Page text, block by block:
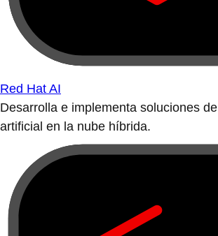
Red Hat AI
Desarrolla e implementa soluciones
artificial en la nube híbrida.